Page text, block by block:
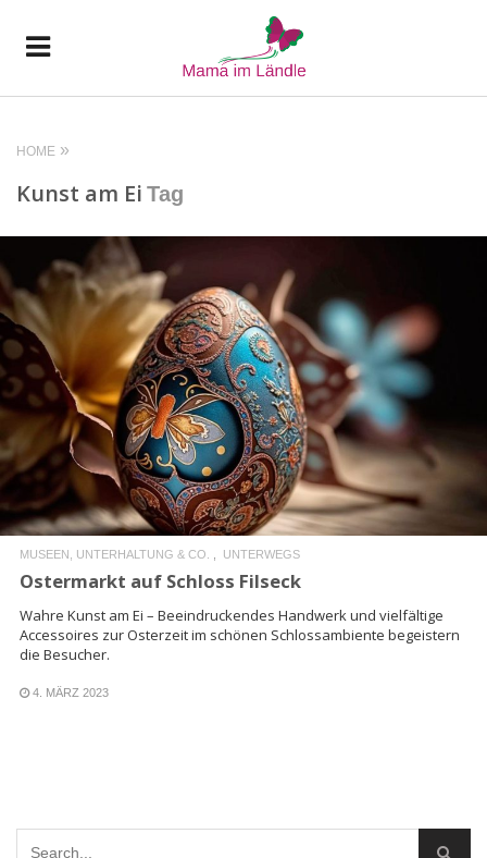
HOME
Kunst am Ei Tag
READ MORE
MUSEEN, UNTERHALTUNG & CO. UNTERWEGS
Ostermarkt auf Schloss Filseck
Wahre Kunst am Ei – Beeindruckendes Handwerk und vielfältige
Accessoires zur Osterzeit im schönen Schlossambiente begeistern
die Besucher.
4. MÄRZ 2023